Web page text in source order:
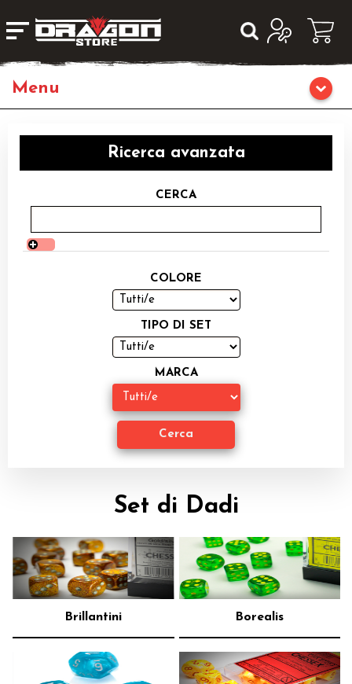
Giochi da Tavolo
Giochi di Ruolo
Librigame
Giochi di Carte Collezionabili
Giocattoli e Gadget
Ricerca avanzata
CERCA
COLORE
TIPO DI SET
MARCA
Set di Dadi
Brillantini Borealis